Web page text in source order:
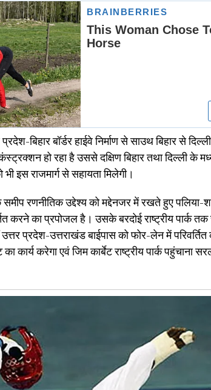
बिहार बॉर्डर हाईवे निर्माण से साउथ बिहार से
हो रहा है उससे दक्षिण बिहार तथा दिल्ली
इस राजमार्ग से सहायता मिलेगी।
रणनीतिक उद्देश्य को मद्देनजर में रखते हुए पलिया-
करने का प्रपोजल है। उसके बरदोई राष्ट्रीय पार्क तक
उत्तर प्रदेश-उत्तराखंड बाईपास को फोर-लेन में
करेगा एवं जिम कार्बेट राष्ट्रीय पार्क पहुंचाना